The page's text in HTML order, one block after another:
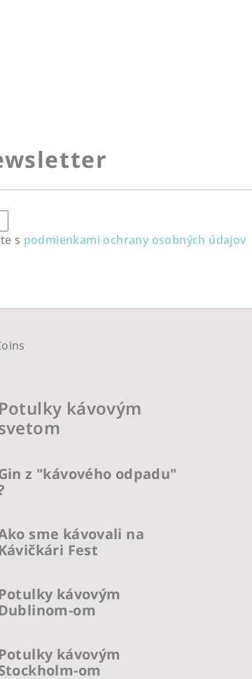
s podmienkami ochrany osobných údajov
Potulky kávovým
z "kávového odpadu"
sme kávovali na
Kávičkári Fest
Potulky kávovým
Dublinom-om
Potulky kávovým
om